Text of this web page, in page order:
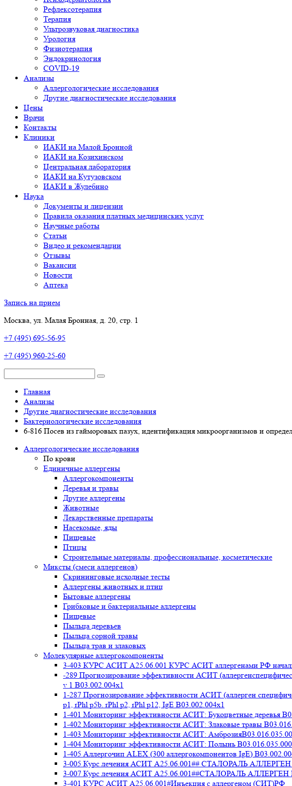
Рефлексотерапия
Терапия
Ультрозвуковая диагностика
Урология
Физиотерапия
Эндокринология
COVID-19
Анализы
Аллергологические исследования
Другие диагностические исследования
Цены
Врачи
Контакты
Клиники
ИАКИ на Малой Бронной
ИАКИ на Козихинском
Центральная лаборатория
ИАКИ на Кутузовском
ИАКИ в Жулебино
Наука
Документы и лицензии
Правила оказания платных медицинских услуг
Научные работы
Статьи
Видео и рекомендации
Отзывы
Вакансии
Новости
Аптека
Запись на прием
Москва, ул. Малая Бронная, д. 20, стр. 1
+7 (495) 695-56-95
+7 (495) 960-25-60
Главная
Анализы
Другие диагностические исследования
Бактериологические исследования
6-816 Посев из гайморовых пазух, идентификация микроорганизмов и
Аллергологические исследования
По крови
Единичные аллергены
Аллергокомпоненты
Деревья и травы
Другие аллергены
Животные
Лекарственные препараты
Насекомые, яды
Пищевые
Птицы
Строительные материалы, профессиональные, косметические
Миксты (смеси аллергенов)
Cкрининговые исходные тесты
Аллергены животных и птиц
Бытовые аллергены
Грибковые и бактериальные аллергены
Пищевые
Пыльца деревьев
Пыльца сорной травы
Пыльца трав и злаковых
Молекулярные аллергокомпоненты
3-403 КУРС АСИТ А25.06.001 КУРС АСИТ аллергенами РФ
-289 Прогнозирование эффективности АСИТ
v 1 В03.002.004x1
1-287 Прогнозирование эффективности АСИТ (аллерген
p1, rPhl p5b. rPhl p2, rPhl p12, IgE В03.002.004x1
1-401 Мониторинг эффективности АСИТ: Букоцветные деревья
1-402 Мониторинг эффективности АСИТ: Злаковые травы
1-403 Мониторинг эффективности АСИТ:
1-404 Мониторинг эффективности АСИТ: Полынь
1-405 Аллергочип ALEX (300 аллергокомпонентов IgE)
3-005 Курс лечения АСИТ А25.06.001## СТАЛОРАЛЬ
3-007 Курс лечения АСИТ А25.06.001##СТАЛОРАЛЬ
3-401 КУРС АСИТ А25.06.001#Инъекция с аллергеном (СИТ)РФ